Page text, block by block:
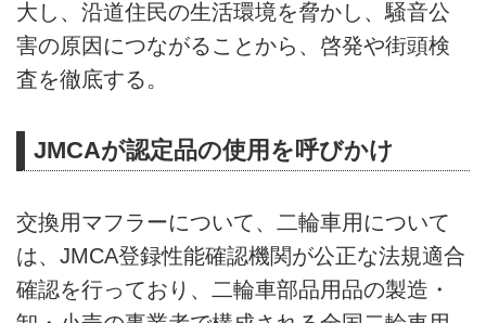
大し、沿道住民の生活環境を脅かし、騒音公
害の原因につながることから、啓発や街頭検
査を徹底する。
JMCAが認定品の使用を呼びかけ
交換用マフラーについて、二輪車用について
は、JMCA登録性能確認機関が公正な法規適合
確認を行っており、二輪車部品用品の製造・